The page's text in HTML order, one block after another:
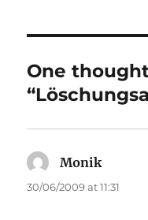
One
Moniksays:
30/06/2009 at 11:31